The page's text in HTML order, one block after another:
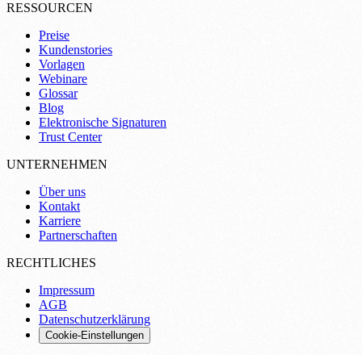
RESSOURCEN
Preise
Kundenstories
Vorlagen
Webinare
Glossar
Blog
Elektronische Signaturen
Trust Center
UNTERNEHMEN
Über uns
Kontakt
Karriere
Partnerschaften
RECHTLICHES
Impressum
AGB
Datenschutzerklärung
Cookie-Einstellungen